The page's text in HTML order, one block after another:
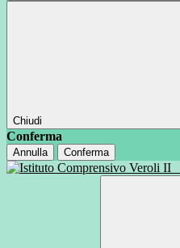
Chiudi
Conferma
Annulla Conferma